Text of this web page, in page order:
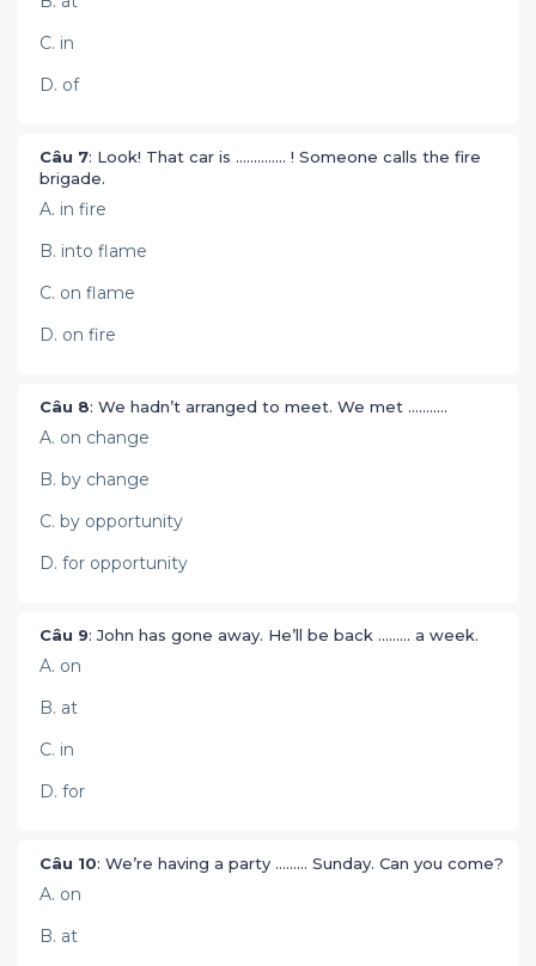
C. in
D. of
Câu 7: Look! That car is .............. ! Someone calls the fire
brigade.
A. in fire
B. into flame
C. on flame
D. on fire
Câu 8: We hadn’t arranged to meet. We met ...........
A. on change
B. by change
C. by opportunity
D. for opportunity
Câu 9: John has gone away. He’ll be back ......... a week.
A. on
B. at
C. in
D. for
Câu 10: We’re having a party ......... Sunday. Can you come?
A. on
B. at